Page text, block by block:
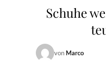
Schuhe
von Marco